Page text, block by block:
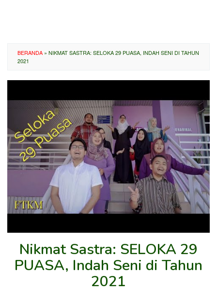
BERANDA » NIKMAT SASTRA: SELOKA 29 PUASA, INDAH SENI DI TAHUN
2021
Nikmat Sastra: SELOKA 29
PUASA, Indah Seni di Tahun
2021